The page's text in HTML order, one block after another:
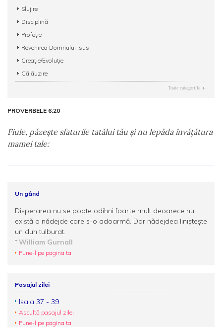
Slujire
Disciplină
Profeție
Revenirea Domnului Isus
Creație/Evoluție
Călăuzire
Toate categoriile
PROVERBELE 6:20
Fiule, păzeşte sfaturile tatălui tău şi nu lepăda învăţătura
mamei tale:
Un gând
Disperarea nu se poate odihni foarte mult deoarece nu
există o nădejde care s-o adoarmă. Dar nădejdea liniștește
un duh tulburat.
William Gurnall
Pune-l pe pagina ta
Pasajul zilei
Isaia 37 - 39
Ascultă pasajul zilei
Pune-l pe pagina ta